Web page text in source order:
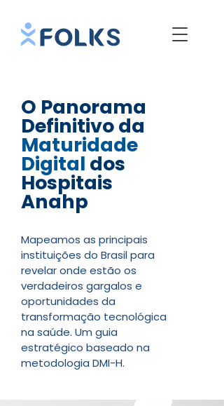
​O Panorama
Definitivo da
Maturidade
Digital dos
Hospitais
Anahp
Mapeamos as principais
instituições do Brasil para
revelar onde estão os
verdadeiros gargalos e
oportunidades da
transformação tecnológica
na saúde. Um guia
estratégico baseado na
metodologia DMI-H.